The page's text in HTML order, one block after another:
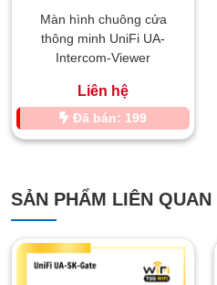
Màn hình chuông cửa
thông minh UniFi UA-
Intercom-Viewer
Liên hệ
Đã bán: 199
SẢN PHẨM LIÊN QUAN